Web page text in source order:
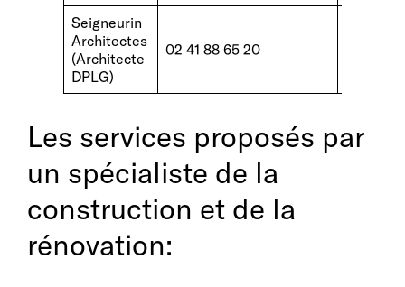
Seigneurin
Architectes
(Architecte
DPLG)
02 41 88 65 20
Les services proposés par
un spécialiste de la
construction et de la
rénovation: